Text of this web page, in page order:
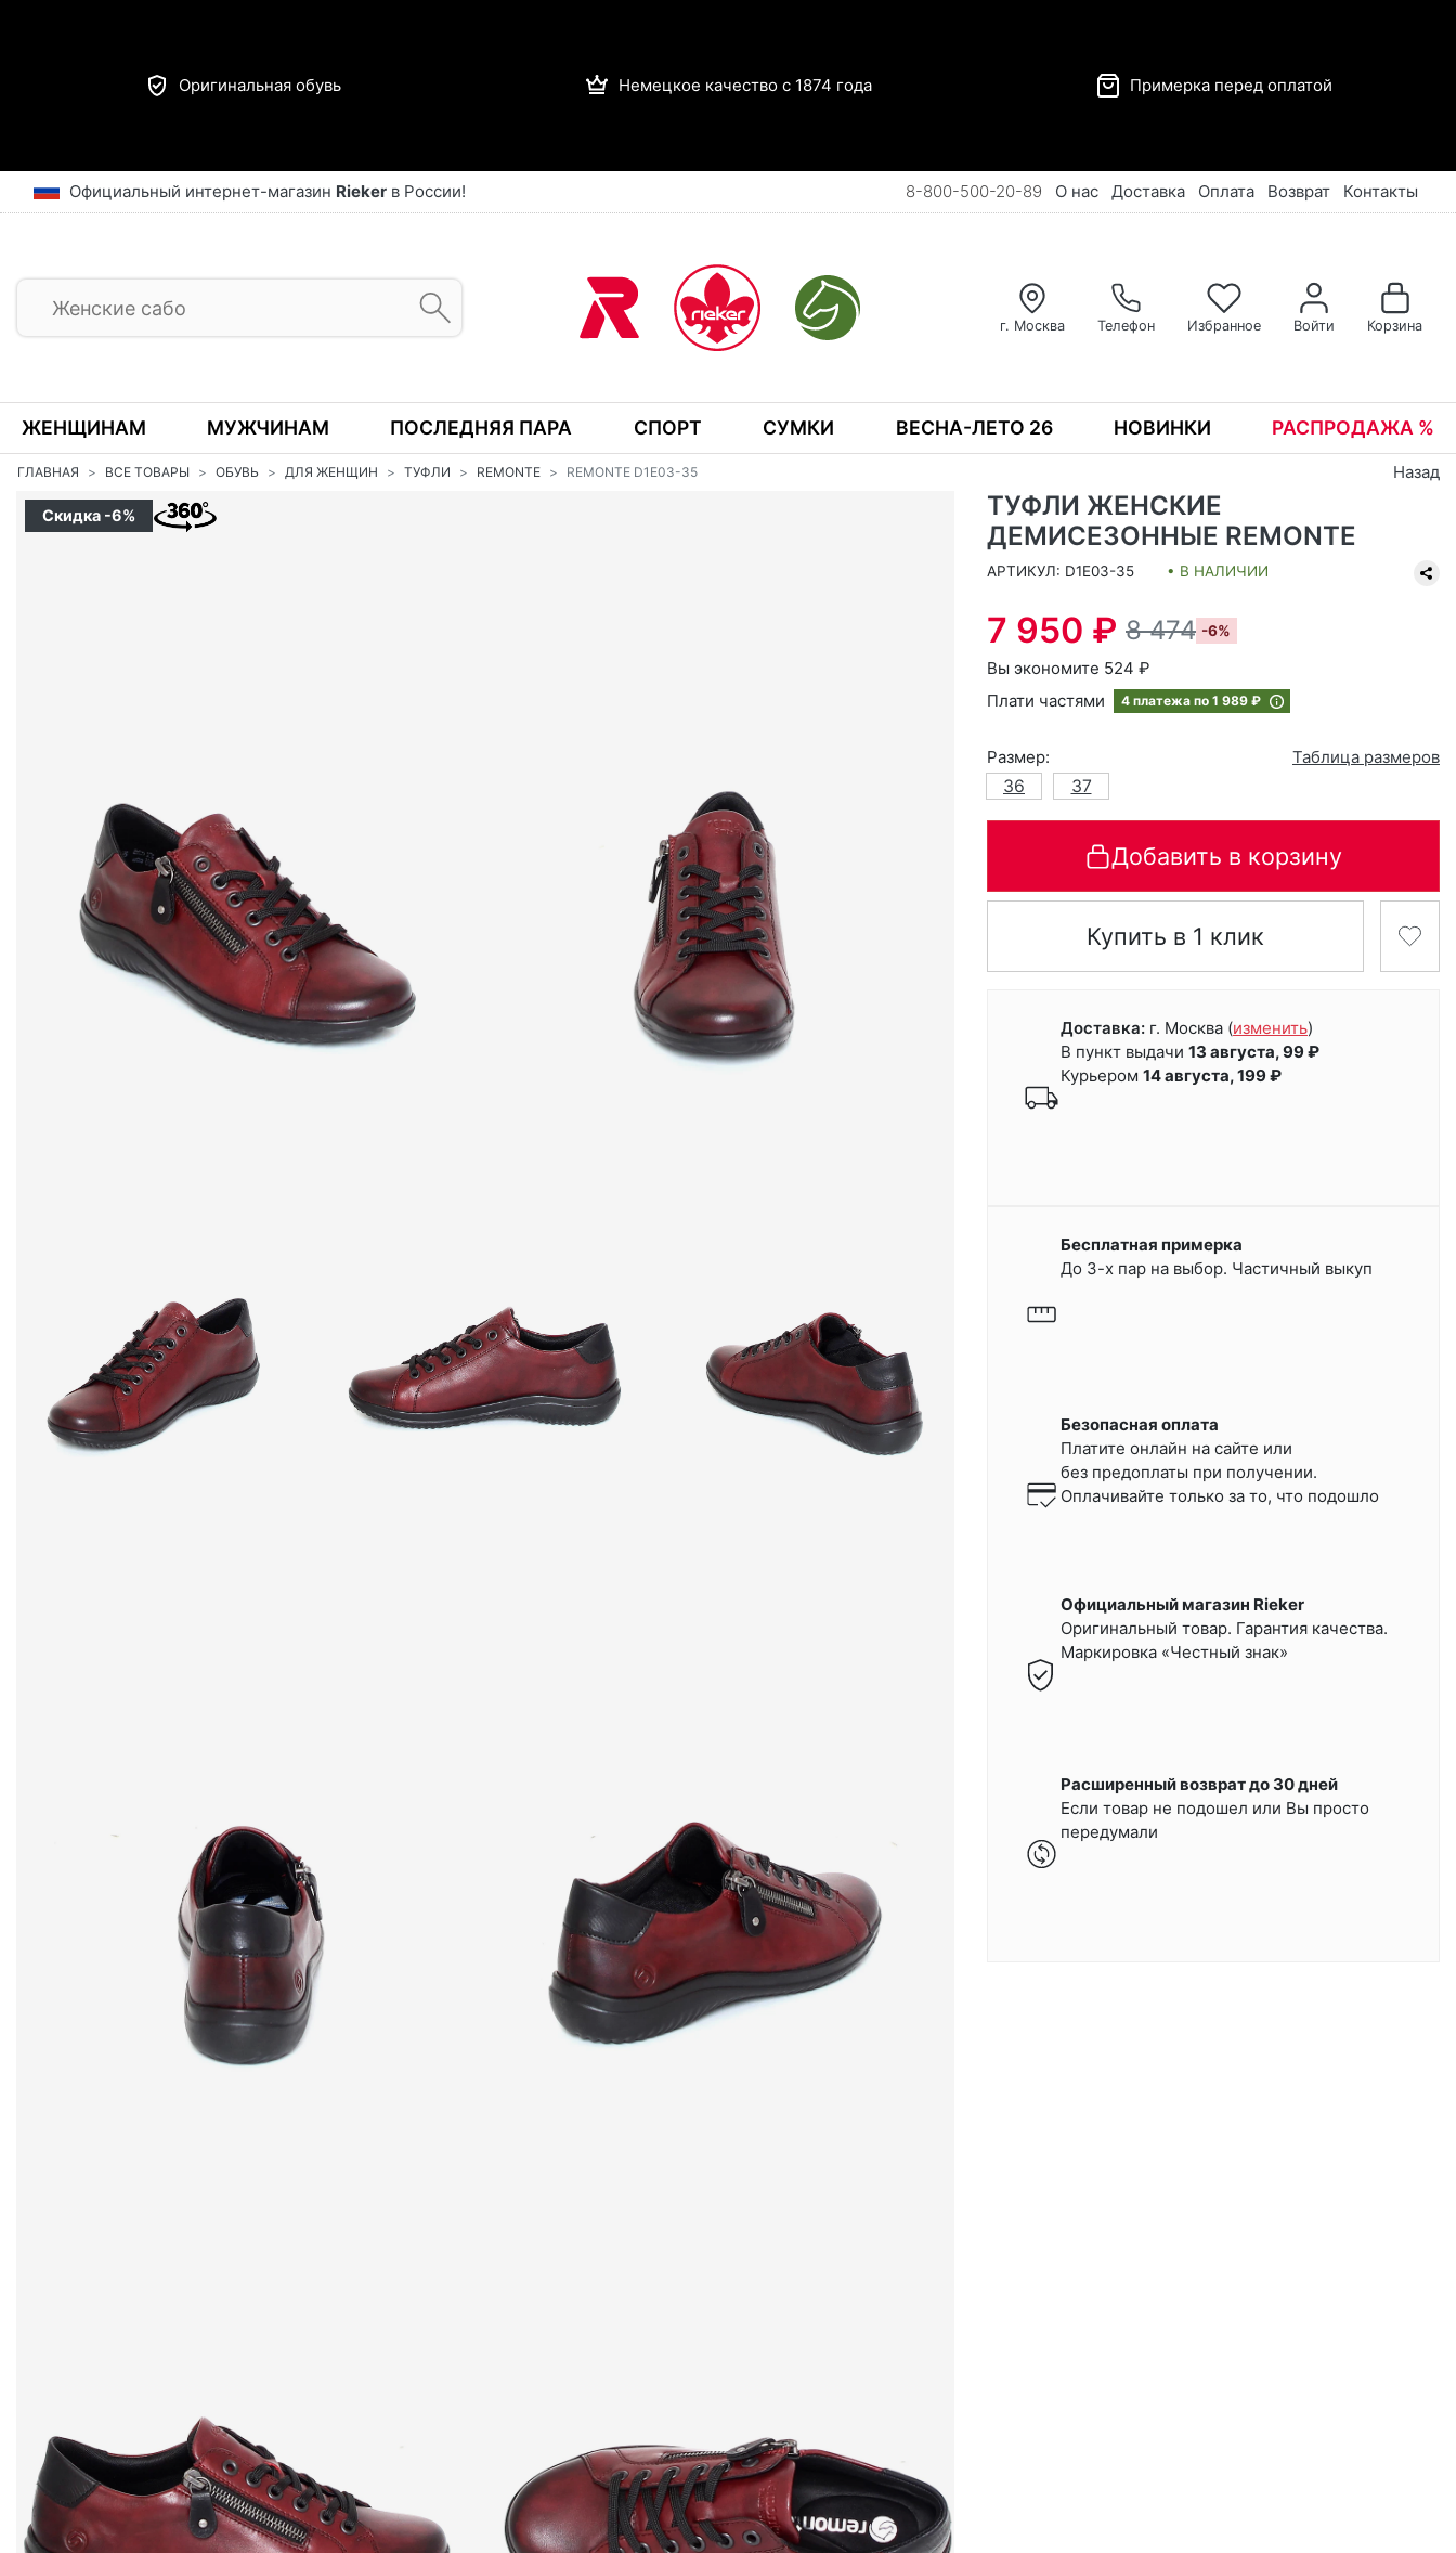
Оригинальная обувь Немецкое качество с 1874 года Примерка перед оплатой
Официальный интернет-магазин Rieker в России! 8-800-500-20-89 О нас Доставка Оплата Возврат Контакты
г. Москва Телефон Избранное Войти Корзина
ЖЕНЩИНАМ МУЖЧИНАМ ПОСЛЕДНЯЯ ПАРА СПОРТ СУМКИ ВЕСНА-ЛЕТО 26 НОВИНКИ РАСПРОДАЖА %
ГЛАВНАЯ ВСЕ ТОВАРЫ ОБУВЬ ДЛЯ ЖЕНЩИН ТУФЛИ REMONTE REMONTE D1E03-35 Назад
Скидка -6%
ТУФЛИ ЖЕНСКИЕ
ДЕМИСЕЗОННЫЕ REMONTE
АРТИКУЛ: D1E03-35 • В НАЛИЧИИ
7 950 ₽ 8 474 -6%
Вы экономите 524 ₽
Плати частями
4 платежа по 1 989 ₽
Размер:
Таблица размеров
36
37
Добавить в корзину
Купить в 1 клик
Доставка: г. Москва (изменить)
В пункт выдачи 13 августа, 99 ₽
Курьером 14 августа, 199 ₽
Бесплатная примерка
До 3-х пар на выбор. Частичный выкуп
Безопасная оплата
Платите онлайн на сайте или
без предоплаты при получении.
Оплачивайте только за то, что подошло
Официальный магазин Rieker
Оригинальный товар. Гарантия качества.
Маркировка «Честный знак»
Расширенный возврат до 30 дней
Если товар не подошел или Вы просто
передумали